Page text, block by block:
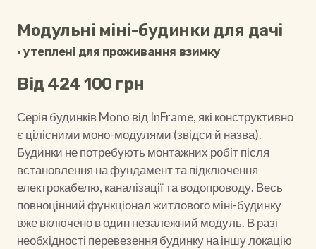
Модульні міні-будинки для дачі
• утеплені для проживання взимку
Від 424 100 грн
Серія будинків Mono від InFrame, які конструктивно
є цілісними моно-модулями (звідси й назва).
Будинки не потребують монтажних робіт після
встановлення на фундамент та підключення
електрокабелю, каналізації та водопроводу. Весь
повноцінний функціонал житлового міні-будинку
вже включено в один незалежний модуль. В разі
необхідності перевезення будинку на іншу локацію